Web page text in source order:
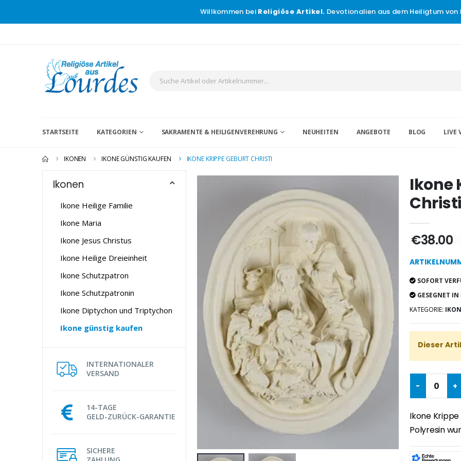
Willkommen bei Religiöse Artikel. Devotionalien aus dem Heiligtum von
STARTSEITE KATEGORIEN SAKRAMENTE & HEILIGENVEREHRUNG NEUHEITEN ANGEBOTE BLOG LIVE
IKONEN IKONE GÜNSTIG KAUFEN IKONE KRIPPE GEBURT CHRISTI
Ikonen
Ikone Heilige Familie
Ikone Maria
Ikone Jesus Christus
Ikone Heilige Dreieinheit
Ikone Schutzpatron
Ikone Schutzpatronin
Ikone Diptychon und Triptychon
Ikone günstig kaufen
INTERNATIONALER
VERSAND
14-TAGE
GELD-ZURÜCK-GARANTIE
SICHERE
Ikone
Christi
€38.00
SOFORT
GESEGNET IN
KATEGORIE:
Dieser
- +
Ikone
Polyresin